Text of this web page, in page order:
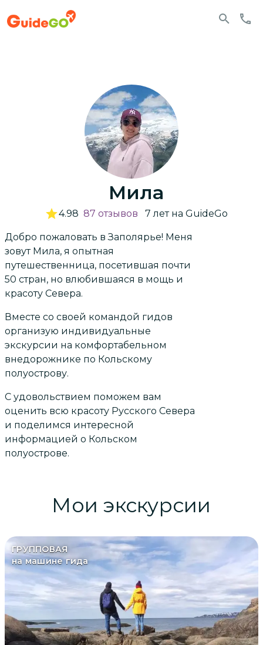
Мила
4.98 87 отзывов 7 летна GuideGo
Добро пожаловать в Заполярье! Меня
зовут Мила, я опытная
путешественница, посетившая почти
50 стран, но влюбившаяся в мощь и
красоту Севера.
Вместе со своей командой гидов
организую индивидуальные
экскурсии на комфортабельном
внедорожнике по Кольскому
полуострову.
С удовольствием поможем вам
оценить всю красоту Русского Севера
и поделимся интересной
информацией о Кольском
полуострове.
Мои экскурсии
ГРУППОВАЯ
на машине гида